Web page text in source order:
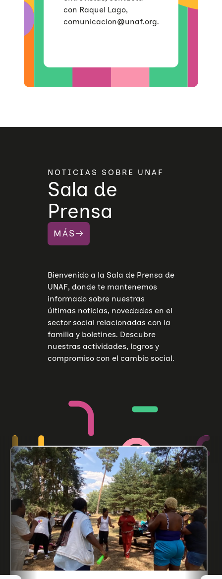
con Raquel Lago,
comunicacion@unaf.org.
NOTICIAS SOBRE UNAF
Sala de
Prensa
MÁS
Bienvenido a la Sala de Prensa de
UNAF, donde te mantenemos
informado sobre nuestras
últimas noticias, novedades en el
sector social relacionadas con la
familia y boletines. Descubre
nuestras actividades, logros y
compromiso con el cambio social.